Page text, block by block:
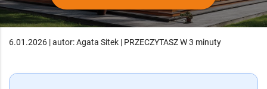
6.01.2026 | autor: Agata Sitek | PRZECZYTASZ W 3 minuty